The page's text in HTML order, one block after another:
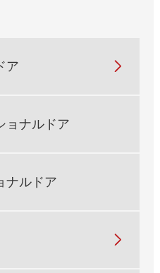
ア 
ョナルドア
ナルドア
